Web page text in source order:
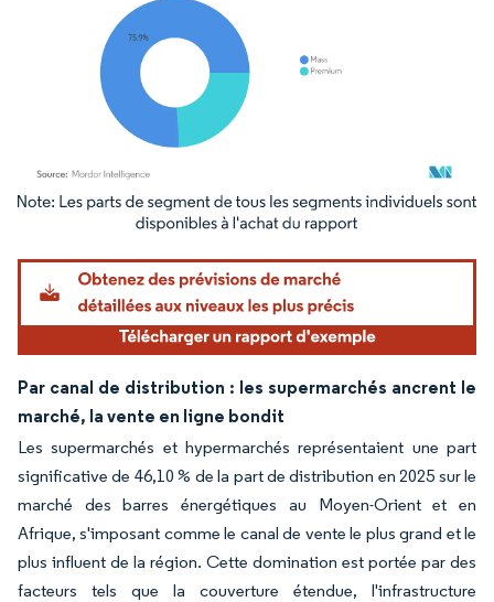
Image © Mordor Intelligence. La réutilisation nécessite une attribution sous CC BY
Par canal de distribution : les supermarchés ancrent le
marché, la vente en ligne bondit
Les supermarchés et hypermarchés représentaient une part
significative de 46,10 % de la part de distribution en 2025 sur le
marché des barres énergétiques au Moyen-Orient et en
Afrique, s'imposant comme le canal de vente le plus grand et le
plus influent de la région. Cette domination est portée par des
facteurs tels que la couverture étendue, l'infrastructure